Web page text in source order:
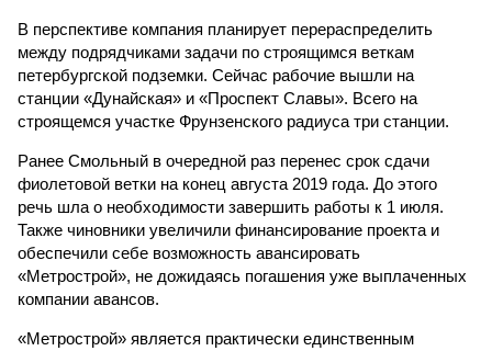
В перспективе компания планирует перераспределить
между подрядчиками задачи по строящимся веткам
петербургской подземки. Сейчас рабочие вышли на
станции «Дунайская» и «Проспект Славы». Всего на
строящемся участке Фрунзенского радиуса три станции.
Ранее Смольный в очередной раз перенес срок сдачи
фиолетовой ветки на конец августа 2019 года. До этого
речь шла о необходимости завершить работы к 1 июля.
Также чиновники увеличили финансирование проекта и
обеспечили себе возможность авансировать
«Метрострой», не дожидаясь погашения уже выплаченных
компании авансов.
«Метрострой» является практически единственным